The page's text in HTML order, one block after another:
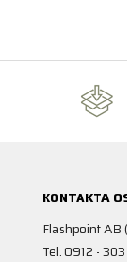
KONTAKTA
Flashpoint
Tel. 0912 -